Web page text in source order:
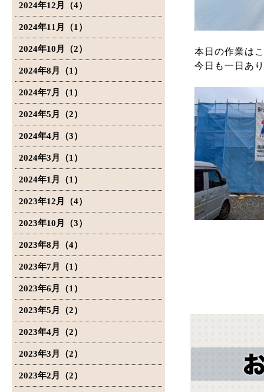
2024年12月（4）
2024年11月（1）
2024年10月（2）
2024年8月（1）
2024年7月（1）
2024年5月（2）
2024年4月（3）
2024年3月（1）
2024年1月（1）
2023年12月（4）
2023年10月（3）
2023年8月（4）
2023年7月（1）
2023年6月（1）
2023年5月（2）
2023年4月（2）
2023年3月（2）
2023年2月（2）
本日の作業は
今日も一日あ